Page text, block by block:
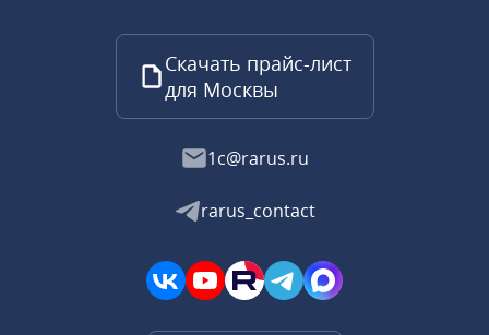
Скачать прайс-лист
для Москвы
1c@rarus.ru
rarus_contact